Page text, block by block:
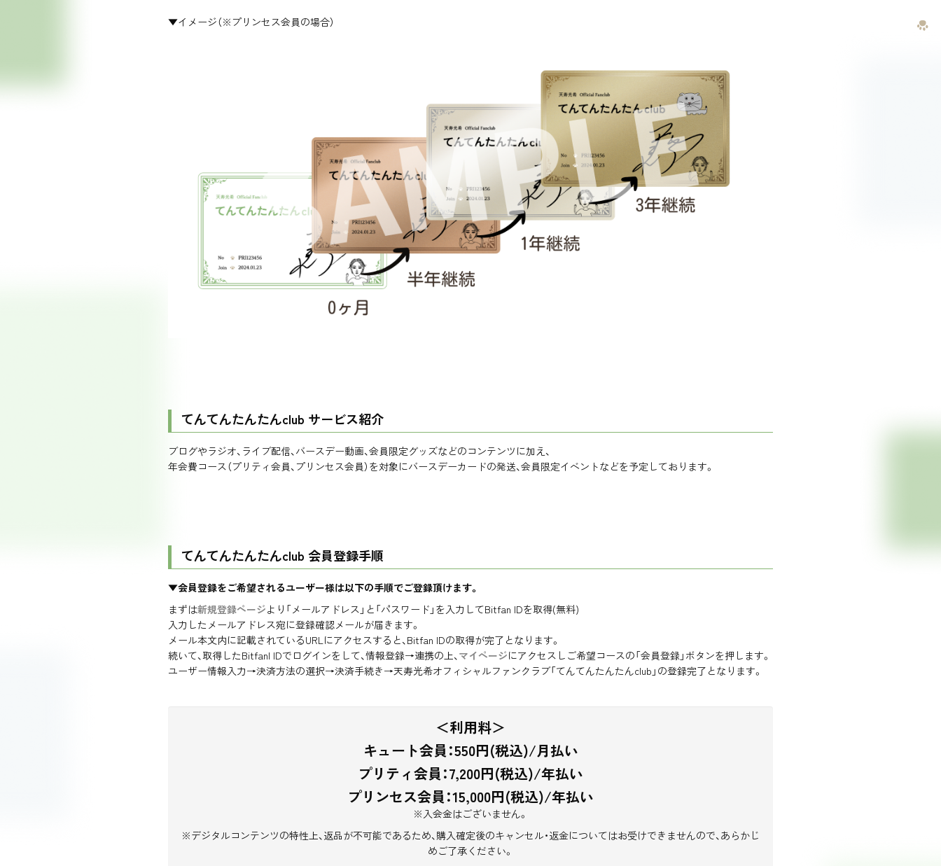
▼イメージ（※プリンセス会員の場合）
てんてんたんたんclub サービス紹介
ブログやラジオ、ライブ配信、バースデー動画、会員限定グッズなどのコンテンツに加え、
年会費コース（プリティ会員、プリンセス会員）を対象にバースデーカードの発送、会員限定イベントなどを予定しております。
てんてんたんたんclub 会員登録手順
▼会員登録をご希望されるユーザー様は以下の手順でご登録頂けます。
まずは新規登録ページより「メールアドレス」と「パスワード」を入力してBitfan IDを取得(無料)
入力したメールアドレス宛に登録確認メールが届きます。
メール本文内に記載されているURLにアクセスすると、Bitfan IDの取得が完了となります。
続いて、取得したBitfanI IDでログインをして、情報登録→連携の上、 マイページにアクセスしご希望コースの「会員登録」ボタンを押します。
ユーザー情報入力→決済方法の選択→決済手続き→天寿光希オフィシャルファンクラブ「てんてんたんたんclub」の登録完了となります。
＜利用料＞
キュート会員：550円(税込)/月払い
プリティ会員：7,200円(税込)/年払い
プリンセス会員：15,000円(税込)/年払い
※入会金はございません。
※デジタルコンテンツの特性上、返品が不可能であるため、購入確定後のキャンセル・返金についてはお受けできませんので、あらかじ
めご了承ください。